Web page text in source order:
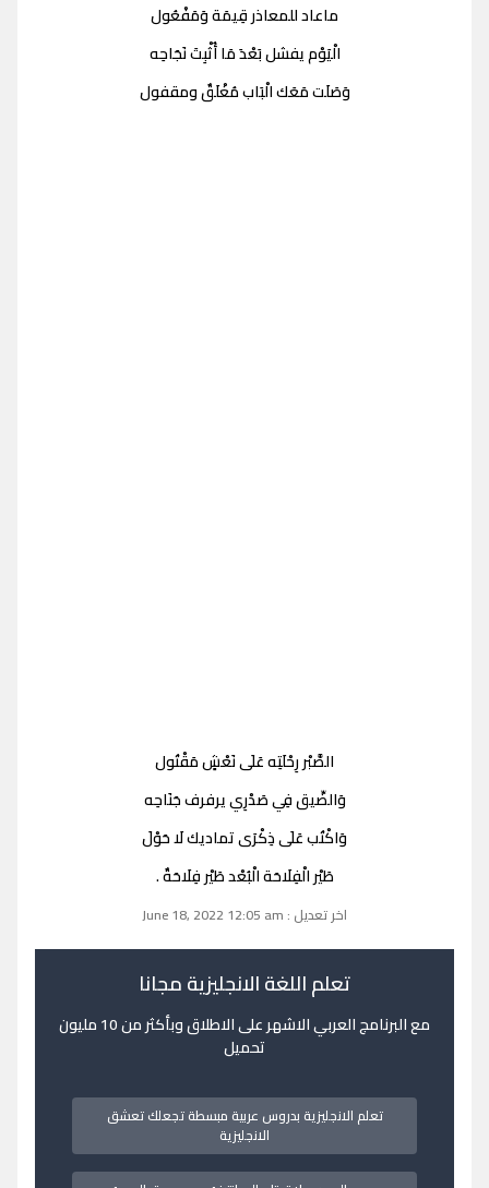
ماعاد للمعاذر قِيمَة وَمَفْعُول
الْيَوْم يفشل بَعْدَ مَا أُثْبِتَ نَجَاحِه
وَصَلَت مَعَك الْبَاب مُغْلَقٌ ومقفول
الصَّبْر رِحْلَتِه عَلَى نَعْشٍ مَقْتُول
وَالضِّيق فِي صَدْرِي يرفرف جَنَاحِه
وَاكْتُب عَلَى ذِكْرَى تماديك لَا حَوْلَ
طَيْر الْفِلَاحَة الْبُعْد طَيْر فِلَاحَةٌ .
اخر تعديل : June 18, 2022 12:05 am
تعلم اللغة الانجليزية مجانا
مع البرنامج العربي الاشهر على الاطلاق وبأكثر من 10 مليون
تحميل
تعلم الانجليزية بدروس عربية مبسطة تجعلك تعشق
الانجليزية